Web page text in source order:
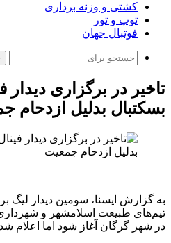
کشتی و وزنه برداری
توپ و تور
فوتبال جهان
تاخیر در برگزاری دیدار
بسکتبال بدلیل ازدحام
به گزارش ایسنا، سومین دیدار لیگ
در شهر گرگان آغاز شود اما اعلام